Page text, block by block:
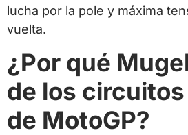
lucha por la pole y máxima
vuelta.
¿Por qué
de los
de MotoGP?